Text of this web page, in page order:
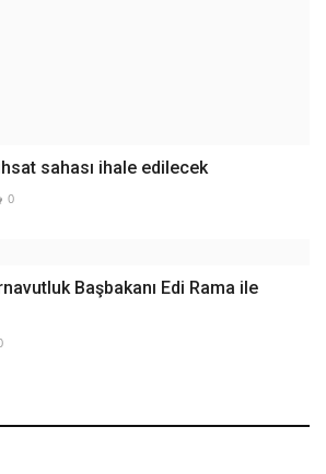
sahası ihale edilecek
0
Başbakanı Edi Rama ile